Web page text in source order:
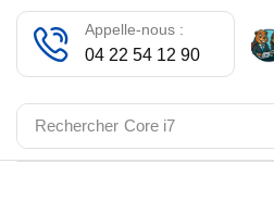
Rechercher Core i7
Appelle-nous :
04 22 54 12 90